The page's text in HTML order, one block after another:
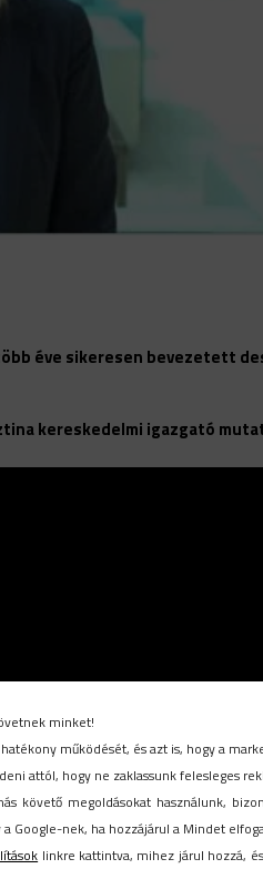
éve sikeresen bevezetett
kereskedelmi igazgató
minket!
működését, és azt is, hogy a
attól, hogy ne zaklassunk felesleges
követő megoldásokat használunk,
Google-nek, ha hozzájárul a Mindet
linkre kattintva, mihez járul hozzá,